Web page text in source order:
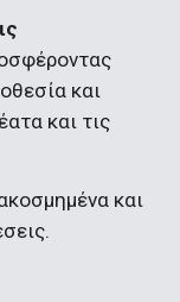
και
και τις
και